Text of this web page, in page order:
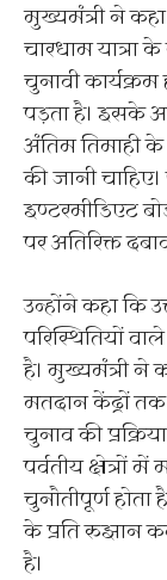
मुख्यमंत्री ने
चारधाम यात्रा
चुनावी
पड़ता है। इसके
अंतिम तिमाही के
की जानी
इण्टरमीडिएट
पर अतिरिक्त
उन्होंने कहा कि
परिस्थितियों
है। मुख्यमंत्री ने
मतदान केंद्रों
चुनाव की
पर्वतीय क्षेत्रों
चुनौतीपूर्ण
के प्रति रुझान
है।